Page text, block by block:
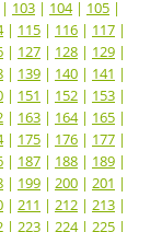
| 103 | 104| 105 |
| 115 | 116 | 117 |
| 127 | 128 | 129 |
| 139 | 140 | 141 |
| 151 | 152 | 153 |
| 163 | 164| 165 |
| 175 | 176 | 177 |
| 187 | 188 | 189 |
| 199 | 200 | 201 |
| 211 | 212 | 213 |
| 223 | 224| 225 |